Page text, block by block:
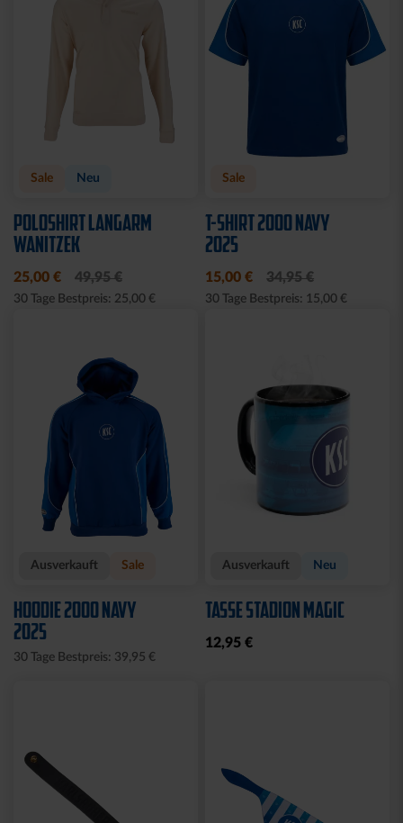
Sale Neu
POLOSHIRT LANGARM
WANITZEK
25,00 € 49,95 €
30 Tage Bestpreis: 25,00 €
Sale
T-SHIRT 2000 NAVY
2025
15,00 € 34,95 €
30 Tage Bestpreis: 15,00 €
Ausverkauft Sale
HOODIE 2000 NAVY
2025
30 Tage Bestpreis: 39,95 €
Ausverkauft Neu
TASSE STADION MAGIC
12,95 €